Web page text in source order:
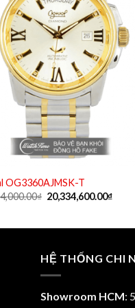
OG3360AJMSK-T
₫ Giá
gốc
20,334,600.00₫Giá
HỆ THỐNG CHI
Showroom HCM: